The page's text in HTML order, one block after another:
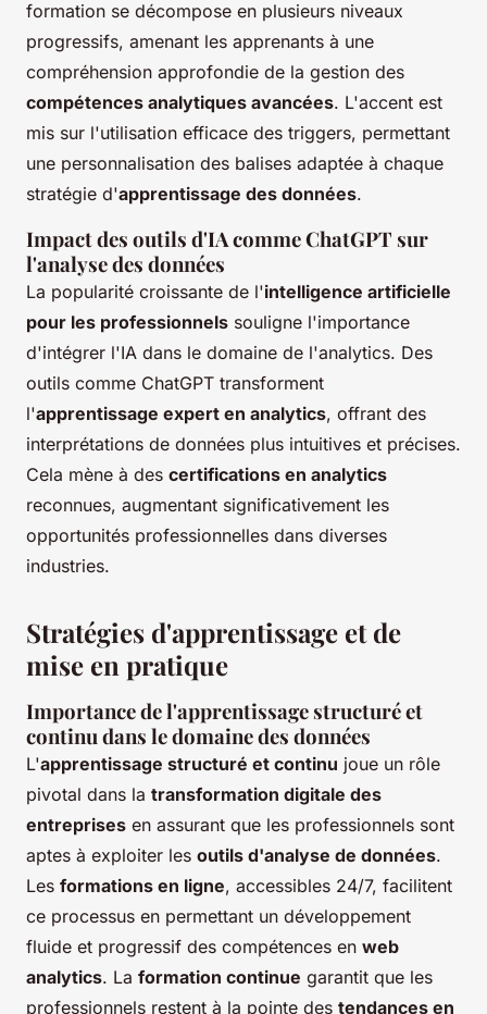
formation se décompose en plusieurs niveaux
progressifs, amenant les apprenants à une
compréhension approfondie de la gestion des
compétences analytiques avancées. L'accent est
mis sur l'utilisation efficace des triggers, permettant
une personnalisation des balises adaptée à chaque
stratégie d'apprentissage des données.
Impact des outils d'IA comme ChatGPT sur
l'analyse des données
La popularité croissante de l'intelligence artificielle
pour les professionnels souligne l'importance
d'intégrer l'IA dans le domaine de l'analytics. Des
outils comme ChatGPT transforment
l'apprentissage expert en analytics, offrant des
interprétations de données plus intuitives et précises.
Cela mène à des certifications en analytics
reconnues, augmentant significativement les
opportunités professionnelles dans diverses
industries.
Stratégies d'apprentissage et de
mise en pratique
Importance de l'apprentissage structuré et
continu dans le domaine des données
L'apprentissage structuré et continu joue un rôle
pivotal dans la transformation digitale des
entreprises en assurant que les professionnels sont
aptes à exploiter les outils d'analyse de données.
Les formations en ligne, accessibles 24/7, facilitent
ce processus en permettant un développement
fluide et progressif des compétences en web
analytics. La formation continue garantit que les
professionnels restent à la pointe des tendances en